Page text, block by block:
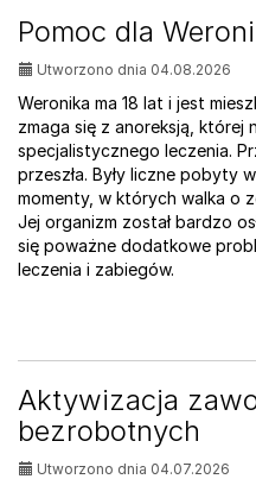
Pomoc dla
Utworzono dnia 04.08.2026
Weronika ma 18 lat i jest
zmaga się z anoreksją, której
specjalistycznego leczenia.
przeszła. Były liczne pobyty
momenty, w których walka o
Jej organizm został bardzo
się poważne dodatkowe
leczenia i zabiegów.
Aktywizacja
bezrobotnych
Utworzono dnia 04.07.2026